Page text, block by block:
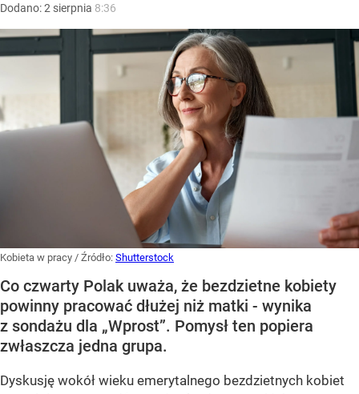
Dodano:2 sierpnia 8:36
Kobieta w pracy / Źródło: Shutterstock
Co czwarty Polak uważa, że bezdzietne kobiety
powinny pracować dłużej niż matki - wynika
z sondażu dla „Wprost”. Pomysł ten popiera
zwłaszcza jedna grupa.
Dyskusję wokół wieku emerytalnego bezdzietnych kobiet